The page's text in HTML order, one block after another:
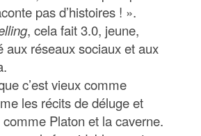
pas d’histoires ! ».
, cela fait 3.0, jeune,
aux réseaux sociaux et aux
c’est vieux comme
les récits de déluge et
comme Platon et la caverne.